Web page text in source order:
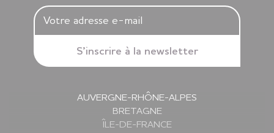
AUVERGNE-RHÔNE-ALPES
BRETAGNE
ÎLE-DE-FRANCE